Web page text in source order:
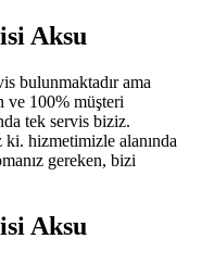
Aksu
bulunmaktadır ama
ve 100% müşteri
tek servis biziz.
hizmetimizle alanında
gereken, bizi
Aksu